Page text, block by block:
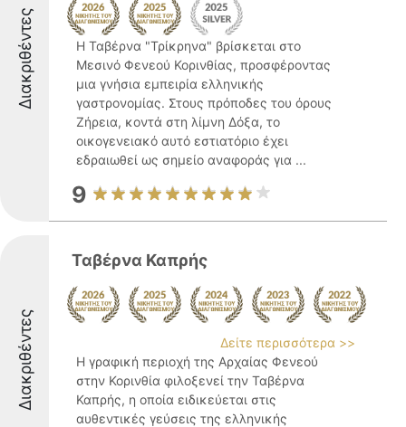
Διακριθέντες
Η Ταβέρνα "Τρίκρηνα" βρίσκεται στο
Μεσινό Φενεού Κορινθίας, προσφέροντας
μια γνήσια εμπειρία ελληνικής
γαστρονομίας. Στους πρόποδες του όρους
Ζήρεια, κοντά στη λίμνη Δόξα, το
οικογενειακό αυτό εστιατόριο έχει
εδραιωθεί ως σημείο αναφοράς για ...
9
Διακριθέντες
Ταβέρνα Καπρής
Δείτε περισσότερα >>
Η γραφική περιοχή της Αρχαίας Φενεού
στην Κορινθία φιλοξενεί την Ταβέρνα
Καπρής, η οποία ειδικεύεται στις
αυθεντικές γεύσεις της ελληνικής